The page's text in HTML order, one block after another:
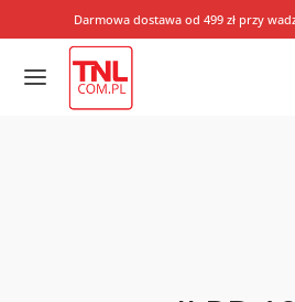
Darmowa dostawa od 499 zł przy